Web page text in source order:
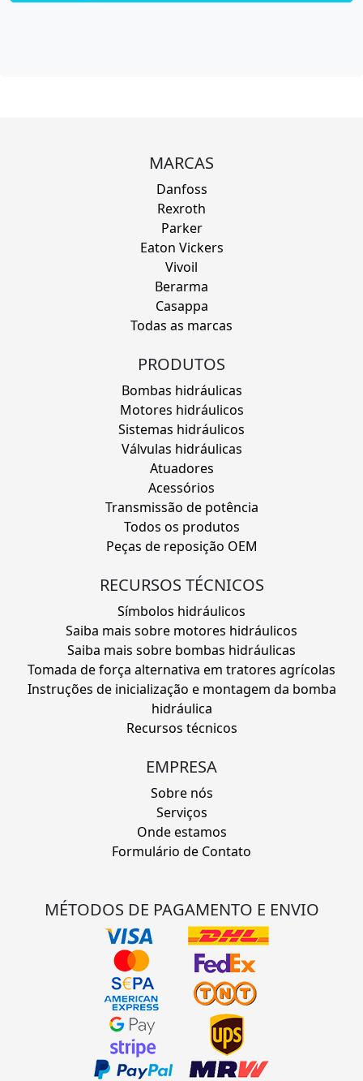
MARCAS
Danfoss
Rexroth
Parker
Eaton Vickers
Vivoil
Berarma
Casappa
Todas as marcas
PRODUTOS
Bombas hidráulicas
Motores hidráulicos
Sistemas hidráulicos
Válvulas hidráulicas
Atuadores
Acessórios
Transmissão de potência
Todos os produtos
Peças de reposição OEM
RECURSOS TÉCNICOS
Símbolos hidráulicos
Saiba mais sobre motores hidráulicos
Saiba mais sobre bombas hidráulicas
Tomada de força alternativa em tratores agrícolas
Instruções de inicialização e montagem da bomba
hidráulica
Recursos técnicos
EMPRESA
Sobre nós
Serviços
Onde estamos
Formulário de Contato
MÉTODOS DE PAGAMENTO E ENVIO